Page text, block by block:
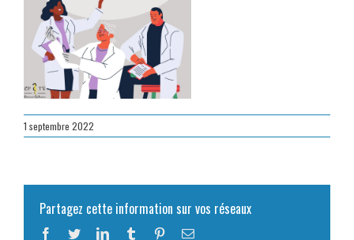
1 septembre 2022
Partagez cette information sur vos réseaux
Facebook
TwitterLinkedInTumblr PinterestEmail